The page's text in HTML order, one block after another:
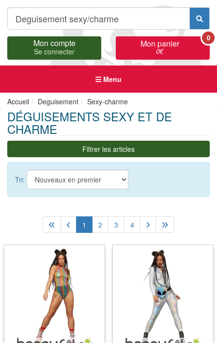
Mon compte
Se connecter
Mon panier
0€
0
Menu
Accueil Deguisement Sexy-charme
DÉGUISEMENTS SEXY ET DE
CHARME
Filtrer les articles
Tri:
1 2 3 4